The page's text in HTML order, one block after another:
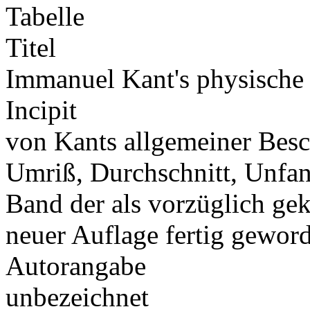
Tabelle
Titel
Immanuel Kant's
Incipit
von Kants allgemeiner
Umriß, Durchschnitt,
Band der als vorzüglich
neuer Auflage fertig
Autorangabe
unbezeichnet